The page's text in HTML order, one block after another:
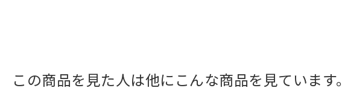
この商品を見た人は他にこんな商品を見ています。